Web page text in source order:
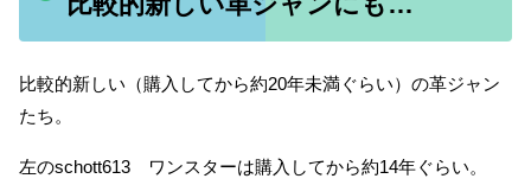
比較的新しい（購入してから約20年未満ぐらい）の革ジャン
たち。
左のschott613 ワンスターは購入してから約14年ぐらい。